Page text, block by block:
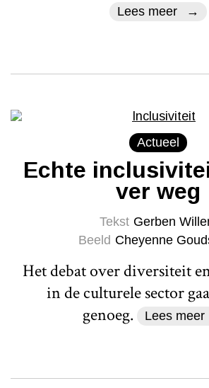
Lees meer
Actueel
Echte
ver weg
Tekst Gerben
Beeld Cheyenne
Het debat over diversiteit
in de culturele sector
genoeg.
Lees meer